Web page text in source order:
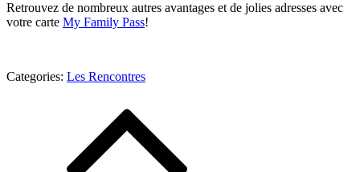
Retrouvez de nombreux autres avantages et de jolies adresses avec
votre carte My Family Pass!
Categories:
Categories: Les Rencontres